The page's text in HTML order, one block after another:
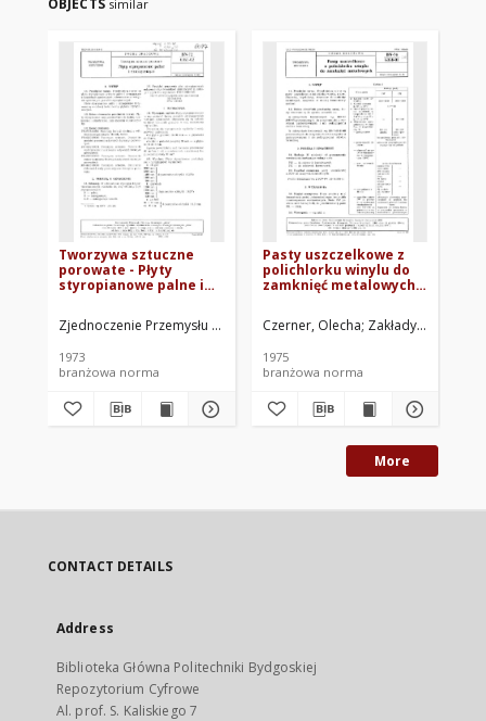
OBJECTS similar
Tworzywa sztuczne
porowate - Płyty
styropianowe palne i
72/6363-02
Zjednoczenie Przemysłu Tworzyw Sztucznych "Erg". Oprac.
1973
branżowa norma
Pasty uszczelkowe z
polichlorku winylu do
zamknięć metalowych
Czerner, Olecha Zakłady Tworzyw
1975
branżowa norma
More
CONTACT DETAILS
Address
Biblioteka Główna Politechniki Bydgoskiej
Repozytorium Cyfrowe
Al. prof. S. Kaliskiego 7